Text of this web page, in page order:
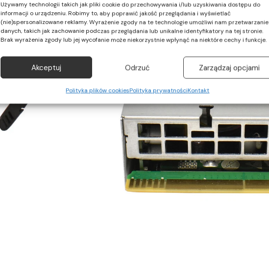
Używamy technologii takich jak pliki cookie do przechowywania i/lub uzyskiwania dostępu do
informacji o urządzeniu. Robimy to, aby poprawić jakość przeglądania i wyświetlać
(nie)spersonalizowane reklamy. Wyrażenie zgody na te technologie umożliwi nam przetwarzanie
danych, takich jak zachowanie podczas przeglądania lub unikalne identyfikatory na tej stronie.
Brak wyrażenia zgody lub jej wycofanie może niekorzystnie wpłynąć na niektóre cechy i funkcje.
Akceptuj Odrzuć Zarządzaj opcjami
Polityka plików cookiesPolityka prywatnościKontakt